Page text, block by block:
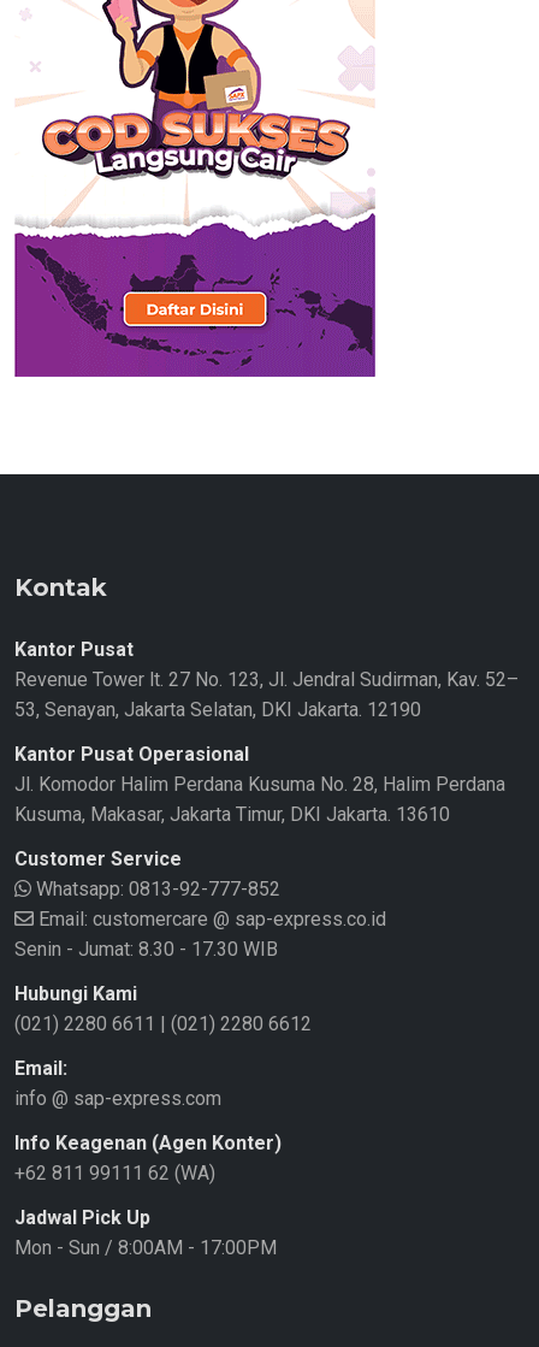
Kontak
Kantor Pusat
Revenue Tower lt. 27 No. 123, Jl. Jendral Sudirman, Kav. 52–
53, Senayan, Jakarta Selatan, DKI Jakarta. 12190
Kantor Pusat Operasional
Jl. Komodor Halim Perdana Kusuma No. 28, Halim Perdana
Kusuma, Makasar, Jakarta Timur, DKI Jakarta. 13610
Customer Service
Whatsapp: 0813-92-777-852
Email: customercare @ sap-express.co.id
Senin - Jumat: 8.30 - 17.30 WIB
Hubungi Kami
(021) 2280 6611
(021) 2280 6612
Email:
info @ sap-express.com
Info Keagenan (Agen Konter)
+62 811 99111 62 (WA)
Jadwal Pick Up
Mon - Sun / 8:00AM - 17:00PM
Pelanggan